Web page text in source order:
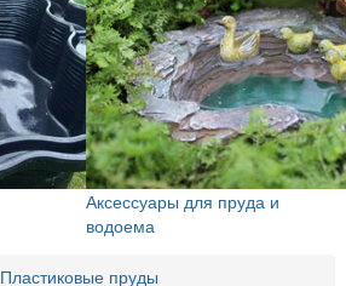
Аксессуары для пруда и
водоема
Пластиковые пруды